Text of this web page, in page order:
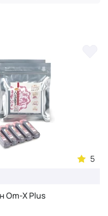
5
Om-X Plus